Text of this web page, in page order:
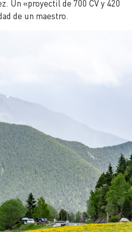
Un «proyectil de 700 CV y 420
de un maestro.